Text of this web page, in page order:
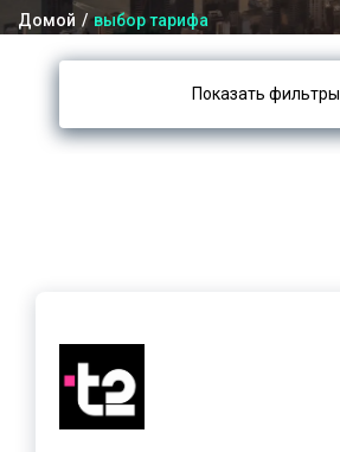
Домой выбор тарифа
Показать фильтры